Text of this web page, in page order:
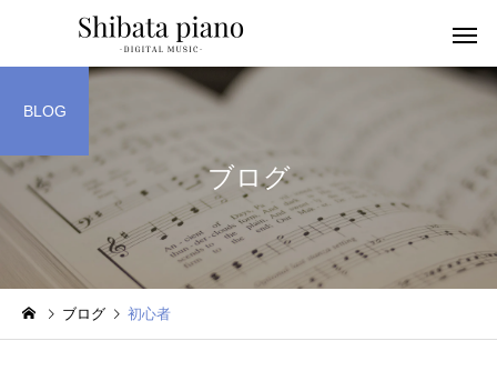
幼児音感レッスン
小・中・高・
ッスン
ブログ
BLOG
ブログ 初心者